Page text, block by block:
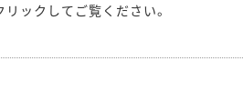
ックしてご覧ください。